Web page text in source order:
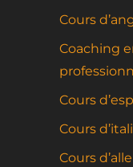
Cours
Coaching
Cours
Cours
Cours